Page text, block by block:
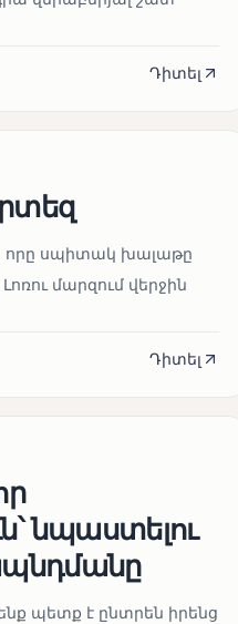
Դիտել
որը սպիտակ խալաթը
մարզում վերջին
Դիտել
նպաստելու
պետք է ընտրեն իրենց